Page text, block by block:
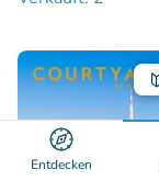
Entdecken